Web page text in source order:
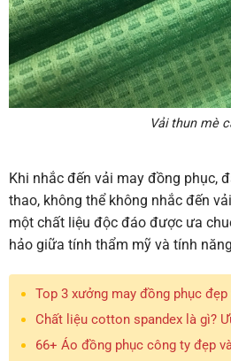
Vải thun mè
Khi nhắc đến vải may đồng phục,
thao, không thể không nhắc đến
một chất liệu độc đáo được ưa
hảo giữa tính thẩm mỹ và tính
Top 3 xưởng may đồng phục
Chất liệu cotton spandex là gì?
66+ Áo đồng phục công ty đẹp